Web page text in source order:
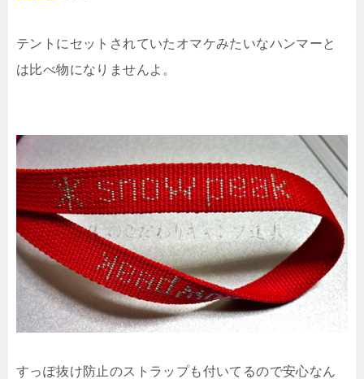
テントにセットされていたオマケみたいなハンマーと
は比べ物になりませんよ。
すっぽ抜け防止のストラップも付いてるので安心なん